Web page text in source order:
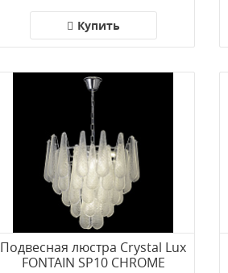
Купить
Подвесная люстра Crystal Lux
FONTAIN SP10 CHROME